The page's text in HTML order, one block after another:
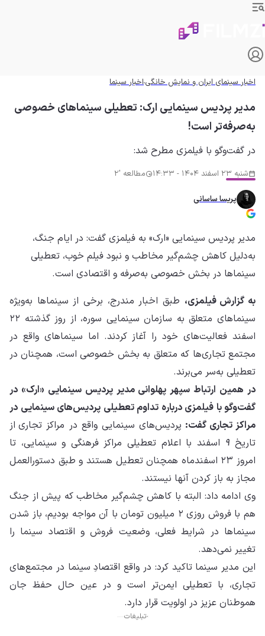
اخبار سینمای ایران و نمایش خانگیاخبار سینما
مدیر پردیس سینمایی ارک: تعطیلی سینماهای خصوصی
به‌صرفه‌تر است!
در گفت‌وگو با فیلمزی مطرح شد:
شنبه 23 اسفند 1404 - 14:33 مطالعه '2
پریسا ساسانی
مدیر پردیس سینمایی «ارک» به فیلمزی گفت: در ایام جنگ،
به‌دلیل کاهش چشم‌گیر مخاطب و نبود فیلم خوب، تعطیلی
سینماها در بخش خصوصی به‌صرفه‌‌ و اقتصادی است.
به گزارش فیلمزی، طبق اخبار مندرج، برخی از سینماها به‌ویژه
سینماهای متعلق به سازمان سینمایی سوره، از روز گذشته ۲۲
اسفند فعالیت‌های خود را آغاز کردند. اما سینماهای واقع در
مجتمع تجاری‌ها که متعلق به بخش خصوصی است، همچنان در
تعطیلی به‌سر می‌برند.
در همین ارتباط سپهر پهلوانی مدیر پردیس سینمایی «ارک» در
گفت‌وگو با فیلمزی درباره تداوم تعطیلی پردیس‌های سینمایی در
مراکز تجاری گفت: پردیس‌های سینمایی واقع در مراکز تجاری از
تاریخ ۹ اسفند با اعلام تعطیلی مراکز فرهنگی و سینمایی، تا
امروز ۲۳ اسفندماه همچنان تعطیل هستند و طبق دستور‌العمل
مجاز به باز کردن آنها نیستند.
وی ادامه داد: البته با کاهش چشم‌گیر مخاطب که پیش از جنگ
هم با فروش روزی ۲ میلیون تومان با آن مواجه بودیم، باز شدن
سینماها در شرایط فعلی، وضعیت فروش و اقتصاد سینما را
تغییر نمی‌دهد.
این مدیر سینما تاکید کرد: در واقع اقتصادِ سینما در مجتمع‌های
تجاری، با تعطیلی ایمن‌تر است و در عین حال حفظ جان
همو‌طنان عزیز در اولویت قرار دارد.
تبلیغات